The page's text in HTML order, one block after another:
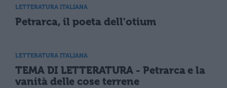
LETTERATURA ITALIANA
Petrarca, il poeta dell'otium
LETTERATURA ITALIANA
TEMA DI LETTERATURA - Petrarca e la
vanità delle cose terrene